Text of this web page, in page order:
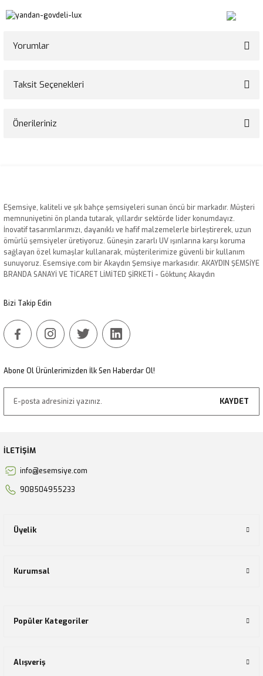
Yorumlar
Taksit Seçenekleri
Önerileriniz
Ürün resmi kalitesiz, bozuk veya görüntülenemiyor.
Ürün açıklamasında eksik bilgiler bulunuyor.
Ürün bilgilerinde hatalar bulunuyor.
Ürün fiyatı diğer sitelerden daha pahalı.
EŞemsiye, kaliteli ve şık bahçe şemsiyeleri sunan öncü bir markadır. Müşteri
memnuniyetini ön planda tutarak, yıllardır sektörde lider konumdayız.
İnovatif tasarımlarımızı, dayanıklı ve hafif malzemelerle birleştirerek, uzun
ömürlü şemsiyeler üretiyoruz. Güneşin zararlı UV ışınlarına karşı koruma
sağlayan özel kumaşlar kullanarak, müşterilerimize güvenli bir kullanım
sunuyoruz. Esemsiye.com bir Akaydın Şemsiye markasıdır. AKAYDIN ŞEMSİYE
BRANDA SANAYİ VE TİCARET LİMİTED ŞİRKETİ - Göktunç Akaydın
Bizi Takip Edin
Abone Ol Ürünlerimizden İlk Sen Haberdar Ol!
KAYDET
İLETİŞİM
info@esemsiye.com
908504955233
Üyelik
Kurumsal
Popüler Kategoriler
Alışveriş